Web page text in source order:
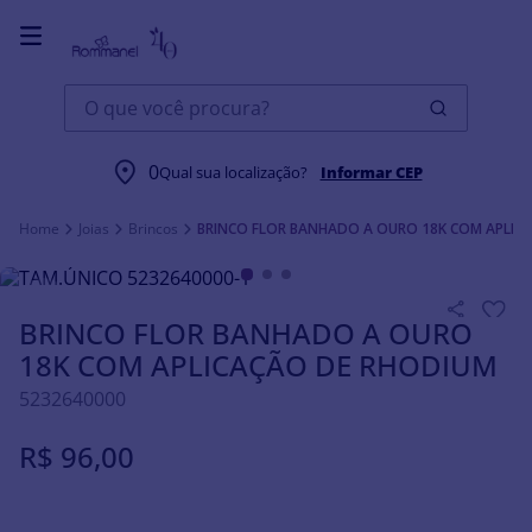
O que você procura?
0Qual sua localização? Informar CEP
Joias Brincos BRINCO FLOR BANHADO A OURO 18K COM
BRINCO FLOR BANHADO A OURO
18K COM APLICAÇÃO DE RHODIUM
5232640000
R$ 96,00